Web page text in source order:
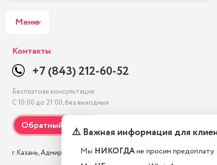
Меню
Контакты
+7 (843) 212-60-52
Бесплатная консультация
С 10:00 до 21:00, без выходных
г. Казань, Адмиралтейская, 3 к1
⚠️ Важная информация для
Мы НИКОГДАне просим предоплату.